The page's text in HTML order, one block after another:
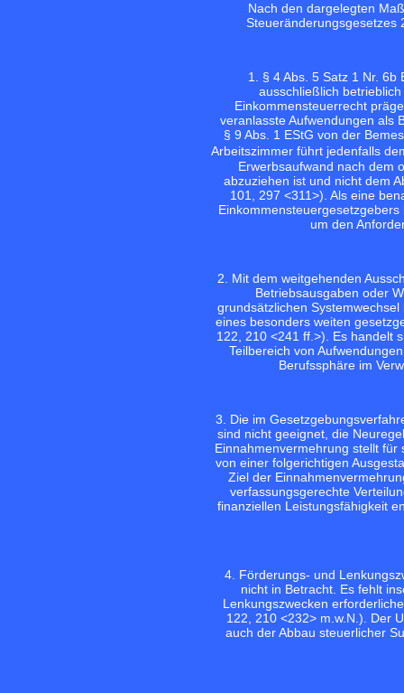
Nach den dargelegten
Steueränderungsgesetzes
1. § 4 Abs. 5 Satz 1 Nr.
ausschließlich
Einkommensteuerrecht
veranlasste Aufwendungen als
§ 9 Abs. 1 EStG von der
Arbeitszimmer führt jedenfalls
Erwerbsaufwand nach dem
abzuziehen ist und nicht dem
101, 297 <311>). Als eine
um den
2. Mit dem weitgehenden
Betriebsausgaben oder
grundsätzlichen
eines besonders weiten
122, 210 <241 ff.>). Es handelt
Teilbereich von
Berufssphäre im
3. Die im
sind nicht geeignet, die
Einnahmenvermehrung stellt
von einer folgerichtigen
Ziel der
verfassungsgerechte
finanziellen Leistungsfähigkeit
4. Förderungs- und
nicht in Betracht. Es fehlt
Lenkungszwecken
122, 210 <232>m.w.N.). Der
auch der Abbau steuerlicher